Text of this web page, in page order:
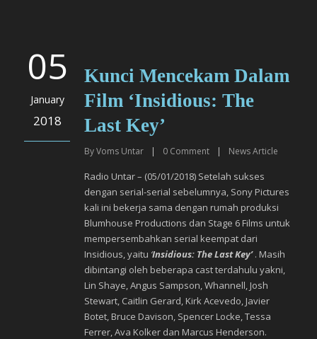
05
January
2018
Kunci Mencekam Dalam
Film ‘Insidious: The
Last Key’
ByVoms Untar | 0 Comment | News Article
Radio Untar – (05/01/2018) Setelah sukses
dengan serial-serial sebelumnya, Sony Pictures
kali ini bekerja sama dengan rumah produksi
Blumhouse Productions dan Stage 6 Films untuk
mempersembahkan serial keempat dari
Insidious, yaitu ‘Insidious: The Last Key’. Masih
dibintangi oleh beberapa cast terdahulu yakni,
Lin Shaye, Angus Sampson, Whannell, Josh
Stewart, Caitlin Gerard, Kirk Acevedo, Javier
Botet, Bruce Davison, Spencer Locke, Tessa
Ferrer, Ava Kolker dan Marcus Henderson.